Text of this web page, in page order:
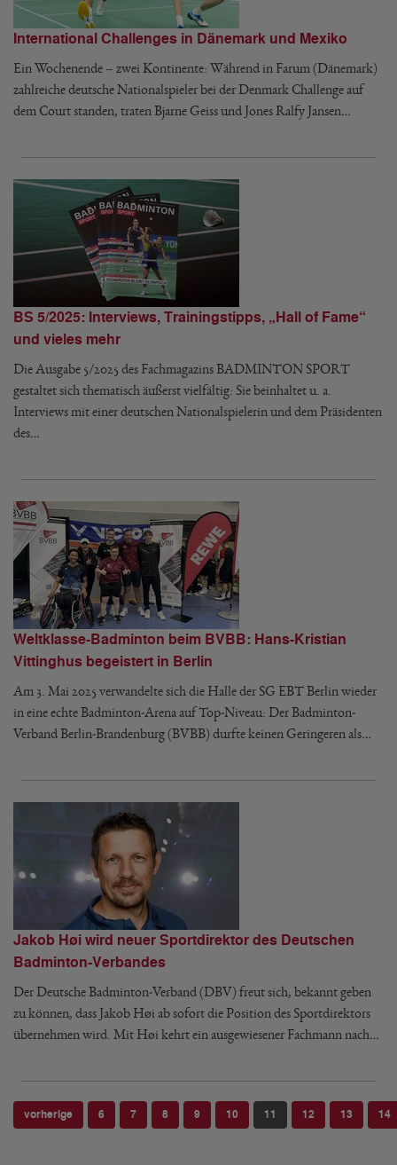
International Challenges in Dänemark und Mexiko
Ein Wochenende – zwei Kontinente: Während in Farum (Dänemark)
zahlreiche deutsche Nationalspieler bei der Denmark Challenge auf
dem Court standen, traten Bjarne Geiss und Jones Ralfy Jansen…
BS 5/2025: Interviews, Trainingstipps, „Hall of Fame“
und vieles mehr
Die Ausgabe 5/2025 des Fachmagazins BADMINTON SPORT
gestaltet sich thematisch äußerst vielfältig: Sie beinhaltet u. a.
Interviews mit einer deutschen Nationalspielerin und dem Präsidenten
des…
Weltklasse-Badminton beim BVBB: Hans-Kristian
Vittinghus begeistert in Berlin
Am 3. Mai 2025 verwandelte sich die Halle der SG EBT Berlin wieder
in eine echte Badminton-Arena auf Top-Niveau: Der Badminton-
Verband Berlin-Brandenburg (BVBB) durfte keinen Geringeren als…
Jakob Høi wird neuer Sportdirektor des Deutschen
Badminton-Verbandes
Der Deutsche Badminton-Verband (DBV) freut sich, bekannt geben
zu können, dass Jakob Høi ab sofort die Position des Sportdirektors
übernehmen wird. Mit Høi kehrt ein ausgewiesener Fachmann nach…
vorherige 6 7 8 9 10 11 12 13 14